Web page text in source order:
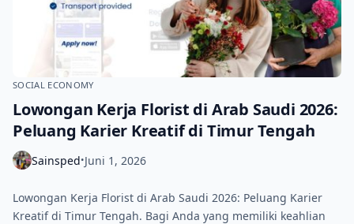
SOCIAL ECONOMY
Lowongan Kerja Florist di Arab Saudi 2026:
Peluang Karier Kreatif di Timur Tengah
Sainsped•Juni 1, 2026
Lowongan Kerja Florist di Arab Saudi 2026: Peluang Karier
Kreatif di Timur Tengah. Bagi Anda yang memiliki keahlian